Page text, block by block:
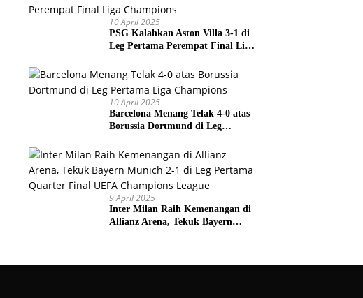
10 April 2025
PSG Kalahkan Aston Villa 3-1 di
Leg Pertama Perempat Final Liga
10 April 2025
Barcelona Menang Telak 4-0 atas
Borussia Dortmund di Leg
9 April 2025
Inter Milan Raih Kemenangan di
Allianz Arena, Tekuk Bayern